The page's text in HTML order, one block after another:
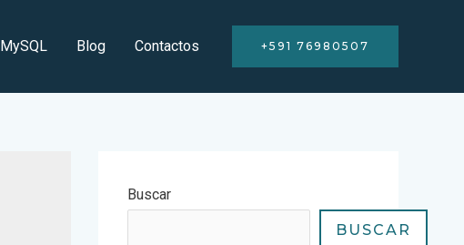
MySQL Blog Contactos +591 76980507
Buscar
BUSCAR